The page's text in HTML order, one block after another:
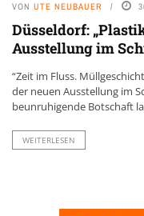
VON UTE NEUBAUER
Düsseldorf:
Ausstellung im
“Zeit im Fluss.
der neuen Ausstellung im
beunruhigende Botschaft
WEITERLESEN